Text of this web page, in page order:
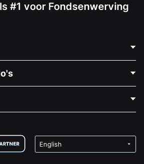
#1 voor Fondsenwerving